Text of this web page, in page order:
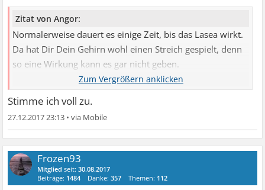
Zitat von Angor:
Normalerweise dauert es einige Zeit, bis das Lasea wirkt.
Da hat Dir Dein Gehirn wohl einen Streich gespielt, denn
so eine Wirkung kann es gar nicht geben.
Ich würde sagen, das war wohl ein Placeboeffekt.
Stimme ich voll zu.
27.12.2017 23:13 •
Frozen93
Mitglied seit:30.08.2017
Beiträge: 1484 Danke:357 Themen: 112